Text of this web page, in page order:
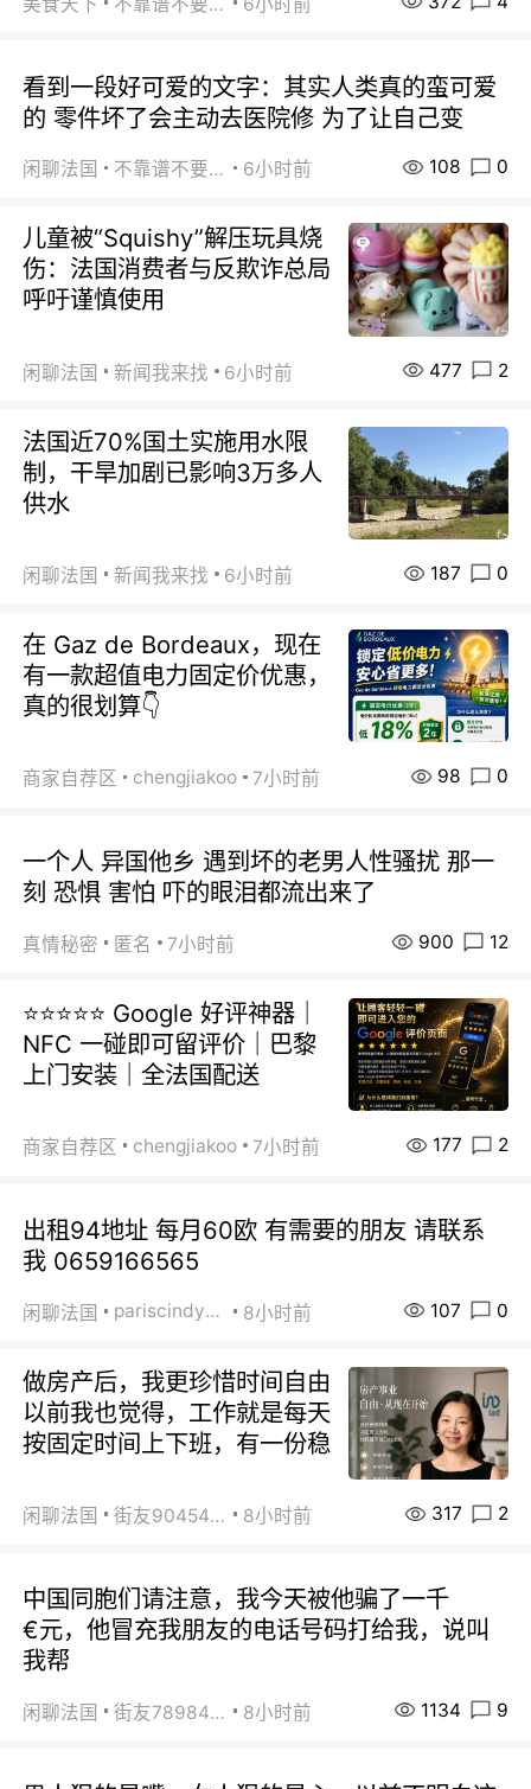
看到一段好可爱的文字：其实人类真的蛮可爱
的 零件坏了会主动去医院修 为了让自己变
闲聊法国 不靠谱不要联系 6小时前 108 0
儿童被“Squishy”解压玩具烧
伤：法国消费者与反欺诈总局
呼吁谨慎使用
闲聊法国 新闻我来找 6小时前 477 2
法国近70%国土实施用水限
制，干旱加剧已影响3万多人
供水
闲聊法国 新闻我来找 6小时前 187 0
在 Gaz de Bordeaux，现在
有一款超值电力固定价优惠，
真的很划算👇
商家自荐区 chengjiakoo 7小时前 98 0
一个人 异国他乡 遇到坏的老男人性骚扰 那一
刻 恐惧 害怕 吓的眼泪都流出来了
真情秘密 匿名 7小时前 900 12
⭐⭐⭐⭐⭐ Google 好评神器｜
NFC 一碰即可留评价｜巴黎
上门安装｜全法国配送
商家自荐区 chengjiakoo 7小时前 177 2
出租94地址 每月60欧 有需要的朋友 请联系
我 0659166565
闲聊法国 pariscindy2020 8小时前 107 0
做房产后，我更珍惜时间自由
以前我也觉得，工作就是每天
按固定时间上下班，有一份稳
闲聊法国 街友90454511 8小时前 317 2
中国同胞们请注意，我今天被他骗了一千
€元，他冒充我朋友的电话号码打给我，说叫
我帮
闲聊法国 街友78984738 8小时前 1134 9